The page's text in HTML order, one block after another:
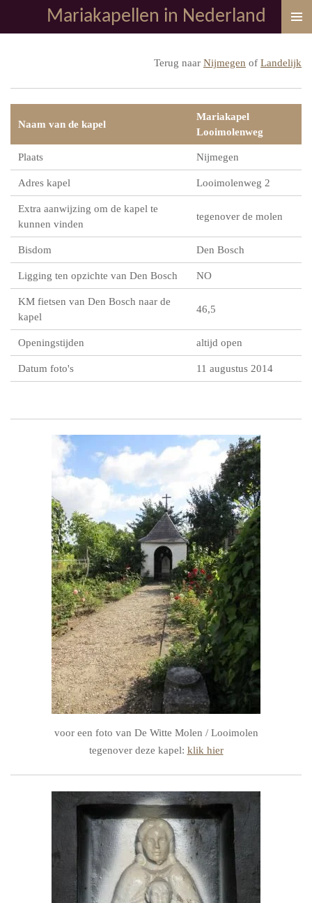
direct
Mariakapellen in Nederland
Terug naar Nijmegen of Landelijk
Naam van de kapel
Mariakapel
Looimolenweg
Plaats Nijmegen
Adres kapel Looimolenweg 2
Extra aanwijzing om de kapel te
kunnen vinden
tegenover de molen
Bisdom Den Bosch
Ligging ten opzichte van Den Bosch NO
KM fietsen van Den Bosch naar de
kapel
46,5
Openingstijden altijd open
Datum foto's 11 augustus 2014
voor een foto van De Witte Molen / Looimolen
tegenover deze kapel: klik hier